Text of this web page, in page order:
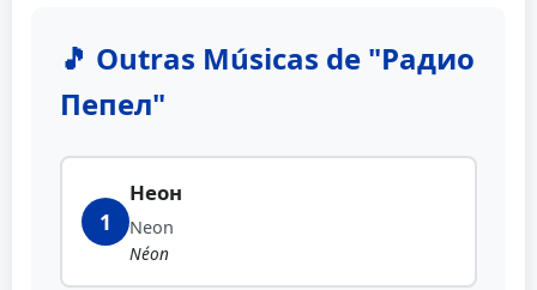
🎵 Outras Músicas de "Радио
Пепел"
1
Неон
Neon
Néon